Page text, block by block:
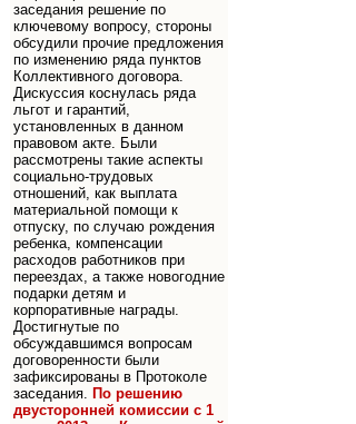
заседания решение по
ключевому вопросу, стороны
обсудили прочие предложения
по изменению ряда пунктов
Коллективного договора.
Дискуссия коснулась ряда
льгот и гарантий,
установленных в данном
правовом акте. Были
рассмотрены такие аспекты
социально-трудовых
отношений, как выплата
материальной помощи к
отпуску, по случаю рождения
ребенка, компенсации
расходов работников при
переездах, а также новогодние
подарки детям и
корпоративные награды.
Достигнутые по
обсуждавшимся вопросам
договоренности были
зафиксированы в Протоколе
заседания.
По решению
двусторонней комиссии с 1